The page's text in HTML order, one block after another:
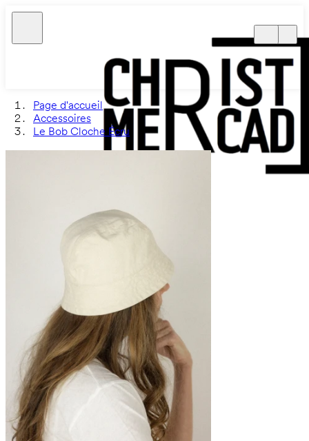
Page d'accueil
Accessoires
Le Bob Cloche Écru